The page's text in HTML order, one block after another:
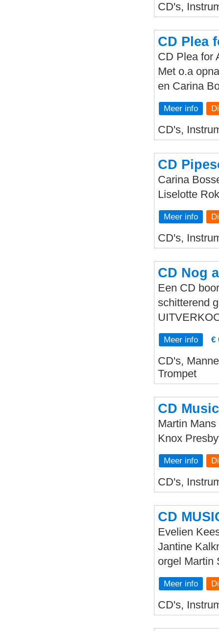
CD's,
CD Plea
CD Plea for
Met o.a
en Carina
Meer info
CD's,
CD
Carina
Liselotte
Meer info
CD's,
CD Nog
Een CD
schitterend
Meer info €
CD's,
Trompet
CD
Martin
Knox
Meer info
CD's,
CD
Evelien
Jantine
orgel Martin
Meer info
CD's,